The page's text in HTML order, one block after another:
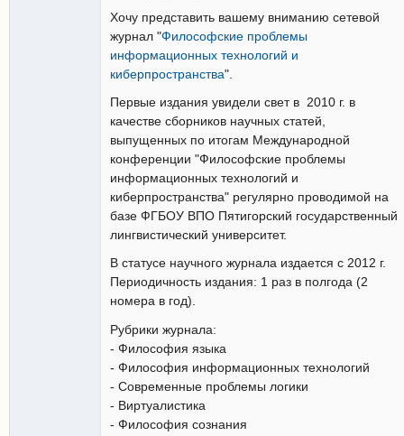
Хочу представить вашему вниманию сетевой
журнал "Философские проблемы
информационных технологий и
киберпространства".
Первые издания увидели свет в 2010 г. в
качестве сборников научных статей,
выпущенных по итогам Международной
конференции "Философские проблемы
информационных технологий и
киберпространства" регулярно проводимой на
базе ФГБОУ ВПО Пятигорский государственный
лингвистический университет.
В статусе научного журнала издается с 2012 г.
Периодичность издания: 1 раз в полгода (2
номера в год).
Рубрики журнала:
- Философия языка
- Философия информационных технологий
- Современные проблемы логики
- Виртуалистика
- Философия сознания